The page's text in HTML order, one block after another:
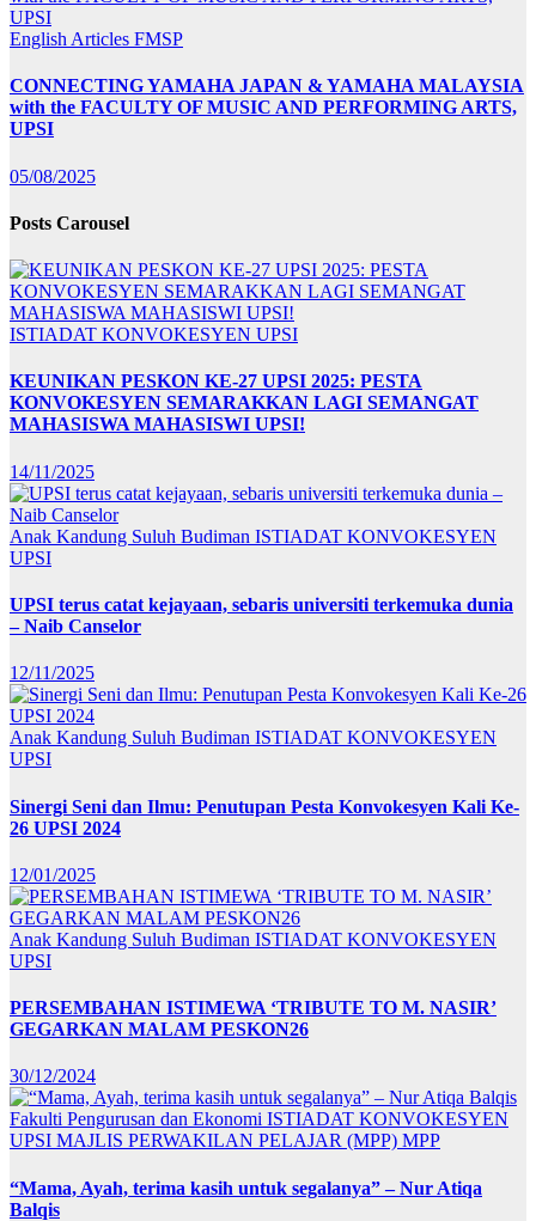
English Articles FMSP
CONNECTING YAMAHA JAPAN & YAMAHA MALAYSIA
with the FACULTY OF MUSIC AND PERFORMING ARTS,
UPSI
05/08/2025
Posts Carousel
ISTIADAT KONVOKESYEN UPSI
KEUNIKAN PESKON KE-27 UPSI 2025: PESTA
KONVOKESYEN SEMARAKKAN LAGI SEMANGAT
MAHASISWA MAHASISWI UPSI!
14/11/2025
Anak Kandung Suluh Budiman ISTIADAT KONVOKESYEN
UPSI
UPSI terus catat kejayaan, sebaris universiti terkemuka dunia
– Naib Canselor
12/11/2025
Anak Kandung Suluh Budiman ISTIADAT KONVOKESYEN
UPSI
Sinergi Seni dan Ilmu: Penutupan Pesta Konvokesyen Kali Ke-
26 UPSI 2024
12/01/2025
Anak Kandung Suluh Budiman ISTIADAT KONVOKESYEN
UPSI
PERSEMBAHAN ISTIMEWA ‘TRIBUTE TO M. NASIR’
GEGARKAN MALAM PESKON26
30/12/2024
Fakulti Pengurusan dan Ekonomi ISTIADAT KONVOKESYEN
UPSI MAJLIS PERWAKILAN PELAJAR (MPP) MPP
“Mama, Ayah, terima kasih untuk segalanya” – Nur Atiqa
Balqis